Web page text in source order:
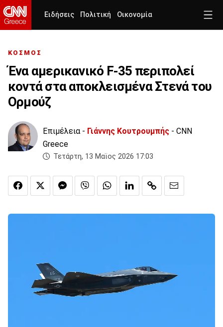
Ειδήσεις Πολιτική Οικονομία
ΚΟΣΜΟΣ
Ένα αμερικανικό F-35 περιπολεί
κοντά στα αποκλεισμένα Στενά του
Ορμούζ
Επιμέλεια - Γιάννης Κουτρουμπής - CNN
Greece
Τετάρτη, 13 Μαϊος 2026 17:03